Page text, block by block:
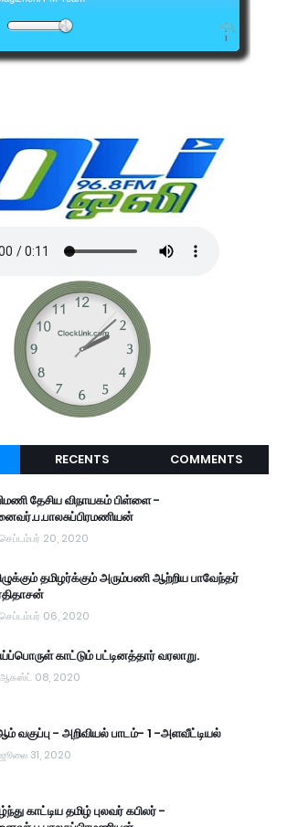
RECENTS COMMENTS
தேசிய விநாயகம் பிள்ளை -
செப்டம்பர் 20, 2020
தமிழர்க்கும் அரும்பணி ஆற்றிய பாவேந்தர்
செப்டம்பர் 06, 2020
காட்டும் பட்டினத்தார் வரலாறு.
ஆகஸ்ட் 08, 2020
வகுப்பு - அறிவியல் பாடம்- 1 -அளவீட்டியல்
ஜூலை 31, 2020
காட்டிய தமிழ் புலவர் கபிலர் -